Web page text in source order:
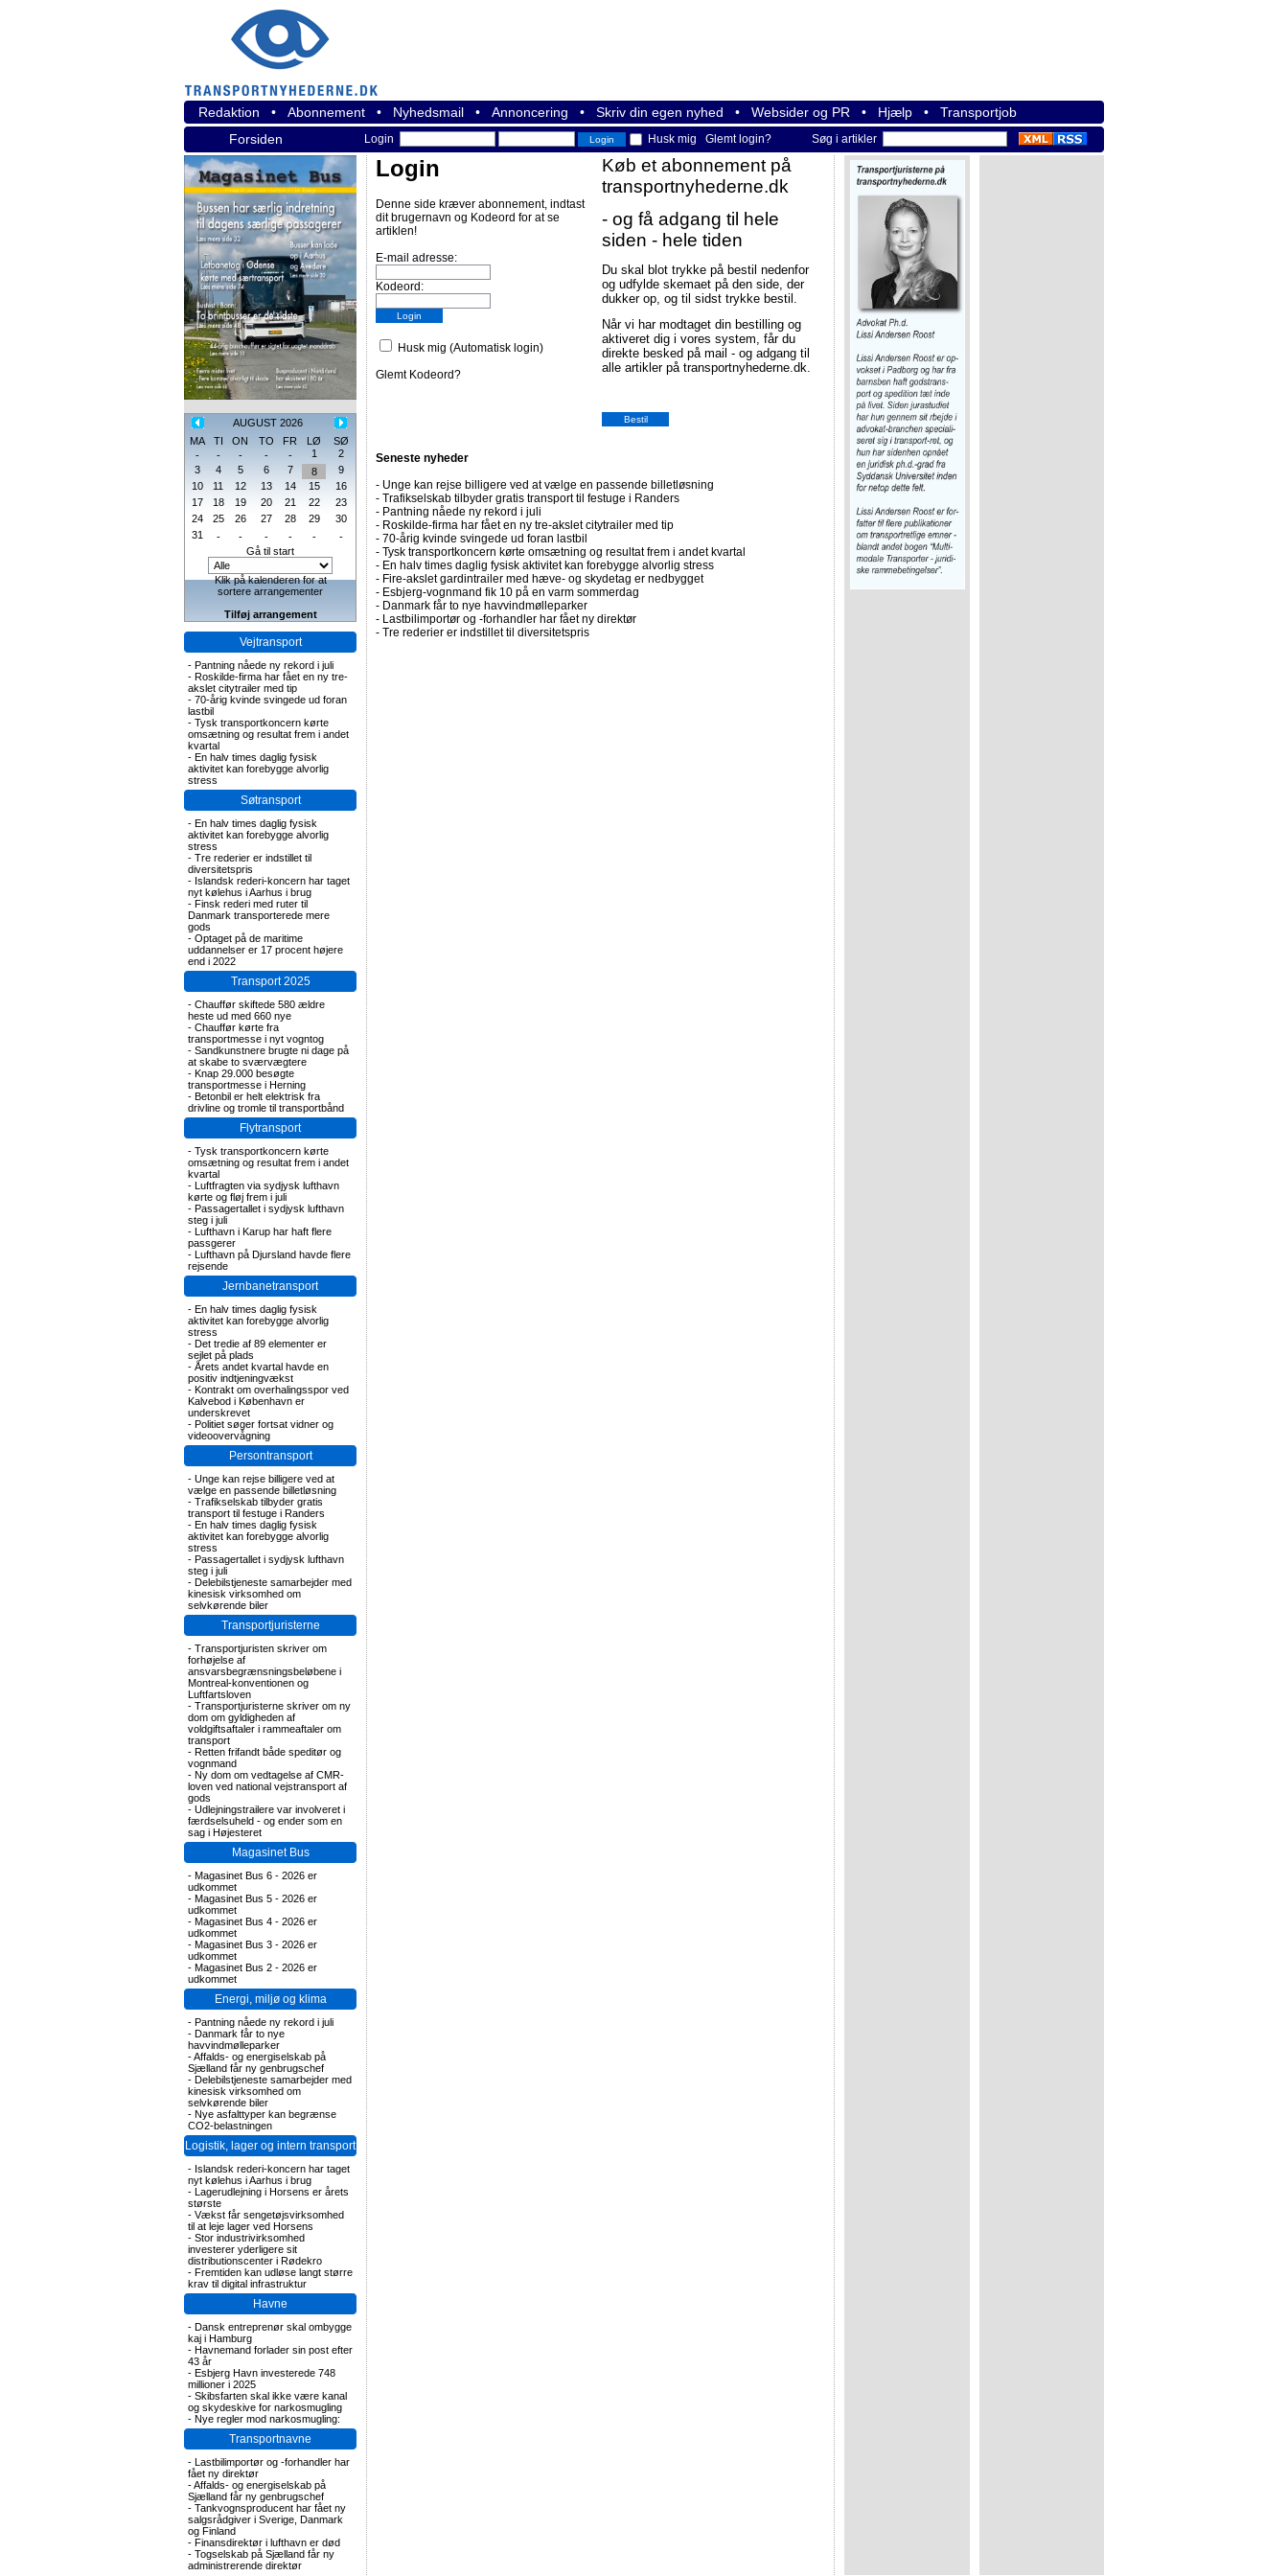
Redaktion • Abonnement • Nyhedsmail • Annoncering • Skriv din egen nyhed • Websider og PR • Hjælp • Transportjob
Forsiden
Login Husk mig Glemt login? Søg i artikler
AUGUST 2026
MA
TI ON TO FR LØ
SØ
-
- - - - 1
2
3
4 5 6 7 8
9
10
11 12 13 14 15
16
17
18 19 20 21 22
23
24
25 26 27 28 29
30
31
- - - - -
-
Gå til start
Klik på kalenderen for at
sortere arrangementer
Tilføj arrangement
Vejtransport
- Pantning nåede ny rekord i juli
- Roskilde-firma har fået en ny tre-
akslet citytrailer med tip
- 70-årig kvinde svingede ud foran
lastbil
- Tysk transportkoncern kørte
omsætning og resultat frem i andet
kvartal
- En halv times daglig fysisk
aktivitet kan forebygge alvorlig
stress
Søtransport
- En halv times daglig fysisk
aktivitet kan forebygge alvorlig
stress
- Tre rederier er indstillet til
diversitetspris
- Islandsk rederi-koncern har taget
nyt kølehus i Aarhus i brug
- Finsk rederi med ruter til
Danmark transporterede mere
gods
- Optaget på de maritime
uddannelser er 17 procent højere
end i 2022
Transport 2025
- Chauffør skiftede 580 ældre
heste ud med 660 nye
- Chauffør kørte fra
transportmesse i nyt vogntog
- Sandkunstnere brugte ni dage på
at skabe to sværvægtere
- Knap 29.000 besøgte
transportmesse i Herning
- Betonbil er helt elektrisk fra
drivline og tromle til transportbånd
Flytransport
- Tysk transportkoncern kørte
omsætning og resultat frem i andet
kvartal
- Luftfragten via sydjysk lufthavn
kørte og fløj frem i juli
- Passagertallet i sydjysk lufthavn
steg i juli
- Lufthavn i Karup har haft flere
passgerer
- Lufthavn på Djursland havde flere
rejsende
Jernbanetransport
- En halv times daglig fysisk
aktivitet kan forebygge alvorlig
stress
- Det tredie af 89 elementer er
sejlet på plads
- Årets andet kvartal havde en
positiv indtjeningvækst
- Kontrakt om overhalingsspor ved
Kalvebod i København er
underskrevet
- Politiet søger fortsat vidner og
videoovervågning
Persontransport
- Unge kan rejse billigere ved at
vælge en passende billetløsning
- Trafikselskab tilbyder gratis
transport til festuge i Randers
- En halv times daglig fysisk
aktivitet kan forebygge alvorlig
stress
- Passagertallet i sydjysk lufthavn
steg i juli
- Delebilstjeneste samarbejder med
kinesisk virksomhed om
selvkørende biler
Transportjuristerne
- Transportjuristen skriver om
forhøjelse af
ansvarsbegrænsningsbeløbene i
Montreal-konventionen og
Luftfartsloven
- Transportjuristerne skriver om ny
dom om gyldigheden af
voldgiftsaftaler i rammeaftaler om
transport
- Retten frifandt både speditør og
vognmand
- Ny dom om vedtagelse af CMR-
loven ved national vejstransport af
gods
- Udlejningstrailere var involveret i
færdselsuheld - og ender som en
sag i Højesteret
Magasinet Bus
- Magasinet Bus 6 - 2026 er
udkommet
- Magasinet Bus 5 - 2026 er
udkommet
- Magasinet Bus 4 - 2026 er
udkommet
- Magasinet Bus 3 - 2026 er
udkommet
- Magasinet Bus 2 - 2026 er
udkommet
Energi, miljø og klima
- Pantning nåede ny rekord i juli
- Danmark får to nye
havvindmølleparker
-Affalds- og energiselskab på
Sjælland får ny genbrugschef
- Delebilstjeneste samarbejder med
kinesisk virksomhed om
selvkørende biler
- Nye asfalttyper kan begrænse
CO2-belastningen
Logistik, lager og intern transport
- Islandsk rederi-koncern har taget
nyt kølehus i Aarhus i brug
- Lagerudlejning i Horsens er årets
største
- Vækst får sengetøjsvirksomhed
til at leje lager ved Horsens
- Stor industrivirksomhed
investerer yderligere sit
distributionscenter i Rødekro
- Fremtiden kan udløse langt større
krav til digital infrastruktur
Havne
- Dansk entreprenør skal ombygge
kaj i Hamburg
- Havnemand forlader sin post efter
43 år
- Esbjerg Havn investerede 748
millioner i 2025
- Skibsfarten skal ikke være kanal
og skydeskive for narkosmugling
- Nye regler mod narkosmugling:
Transportnavne
- Lastbilimportør og -forhandler har
fået ny direktør
-Affalds- og energiselskab på
Sjælland får ny genbrugschef
- Tankvognsproducent har fået ny
salgsrådgiver i Sverige, Danmark
og Finland
- Finansdirektør i lufthavn er død
- Togselskab på Sjælland får ny
administrerende direktør
Login
Denne side kræver abonnement, indtast
dit brugernavn og Kodeord for at se
artiklen!
E-mail adresse:
Kodeord:
Husk mig (Automatisk login)
Glemt Kodeord?
Køb et abonnement på
transportnyhederne.dk
- og få adgang til hele
siden - hele tiden
Du skal blot trykke på bestil nedenfor
og udfylde skemaet på den side, der
dukker op, og til sidst trykke bestil.
Når vi har modtaget din bestilling og
aktiveret dig i vores system, får du
direkte besked på mail - og adgang til
alle artikler på transportnyhederne.dk.
Seneste nyheder
- Unge kan rejse billigere ved at vælge en passende billetløsning
- Trafikselskab tilbyder gratis transport til festuge i Randers
- Pantning nåede ny rekord i juli
- Roskilde-firma har fået en ny tre-akslet citytrailer med tip
- 70-årig kvinde svingede ud foran lastbil
- Tysk transportkoncern kørte omsætning og resultat frem i andet kvartal
- En halv times daglig fysisk aktivitet kan forebygge alvorlig stress
- Fire-akslet gardintrailer med hæve- og skydetag er nedbygget
- Esbjerg-vognmand fik 10 på en varm sommerdag
- Danmark får to nye havvindmølleparker
- Lastbilimportør og -forhandler har fået ny direktør
- Tre rederier er indstillet til diversitetspris